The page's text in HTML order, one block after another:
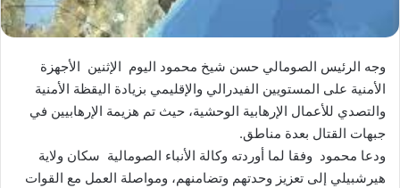
وجه الرئيس الصومالي حسن شيخ محمود اليوم الإثنين الأجهزة
الأمنية على المستويين الفيدرالي والإقليمي بزيادة اليقظة الأمنية
والتصدي للأعمال الإرهابية الوحشية، حيث تم هزيمة الإرهابيين في
جبهات القتال بعدة مناطق.
ودعا محمود وفقا لما أوردته وكالة الأنباء الصومالية سكان ولاية
هيرشبيلي إلى تعزيز وحدتهم وتضامنهم، ومواصلة العمل مع القوات